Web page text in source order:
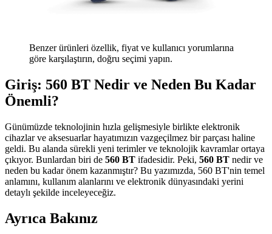
Benzer ürünleri özellik, fiyat ve kullanıcı yorumlarına
göre karşılaştırın, doğru seçimi yapın.
Giriş: 560 BT Nedir ve Neden Bu Kadar
Önemli?
Günümüzde teknolojinin hızla gelişmesiyle birlikte elektronik
cihazlar ve aksesuarlar hayatımızın vazgeçilmez bir parçası haline
geldi. Bu alanda sürekli yeni terimler ve teknolojik kavramlar ortaya
çıkıyor. Bunlardan biri de 560 BT ifadesidir. Peki, 560 BT nedir ve
neden bu kadar önem kazanmıştır? Bu yazımızda, 560 BT'nin temel
anlamını, kullanım alanlarını ve elektronik dünyasındaki yerini
detaylı şekilde inceleyeceğiz.
Ayrıca Bakınız